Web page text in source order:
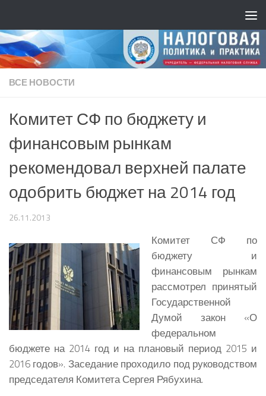
ВСЕ НОВОСТИ
Комитет СФ по бюджету и
финансовым рынкам
рекомендовал верхней палате
одобрить бюджет на 2014 год
26.11.2013
Комитет СФ по
бюджету и
финансовым рынкам
рассмотрел принятый
Государственной
Думой закон «О
федеральном
бюджете на 2014 год и на плановый период 2015 и
2016 годов». Заседание проходило под руководством
председателя Комитета Сергея Рябухина.